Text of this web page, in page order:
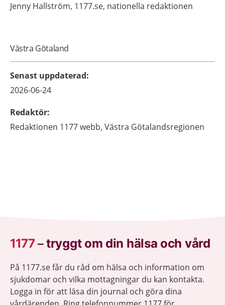
Jenny Hallström, 1177.se, nationella redaktionen
Västra Götaland
Senast uppdaterad:
2026-06-24
Redaktör:
Redaktionen 1177 webb, Västra Götalandsregionen
1177–tryggt om din hälsa och vård
På 1177.se får du råd om hälsa och information om
sjukdomar och vilka mottagningar du kan kontakta.
Logga in för att läsa din journal och göra dina